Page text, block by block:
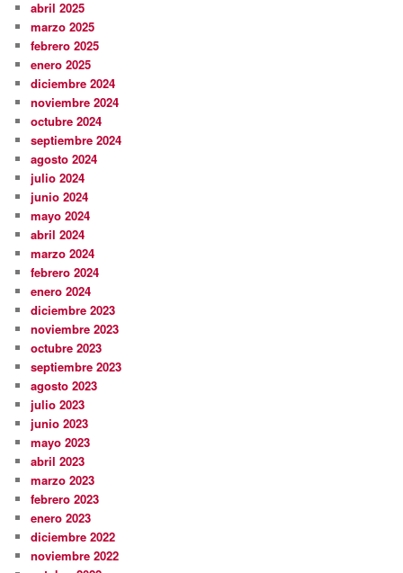
abril 2025
marzo 2025
febrero 2025
enero 2025
diciembre 2024
noviembre 2024
octubre 2024
septiembre 2024
agosto 2024
julio 2024
junio 2024
mayo 2024
abril 2024
marzo 2024
febrero 2024
enero 2024
diciembre 2023
noviembre 2023
octubre 2023
septiembre 2023
agosto 2023
julio 2023
junio 2023
mayo 2023
abril 2023
marzo 2023
febrero 2023
enero 2023
diciembre 2022
noviembre 2022